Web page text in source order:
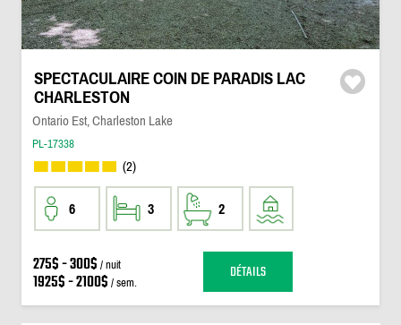
SPECTACULAIRE COIN DE PARADIS LAC
CHARLESTON
Ontario Est, Charleston Lake
PL-17338
(2)
6 3 2
275$ - 300$ / nuit
1925$ - 2100$ / sem. DÉTAILS